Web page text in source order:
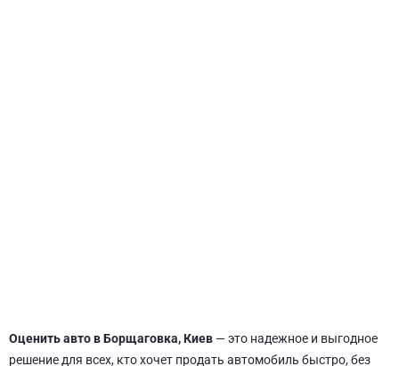
Оценить авто в Борщаговка, Киев — это надежное и выгодное
решение для всех, кто хочет продать автомобиль быстро, без